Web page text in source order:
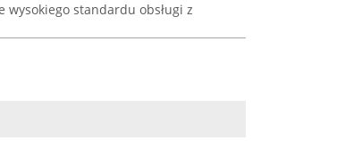
wysokiego standardu obsługi z